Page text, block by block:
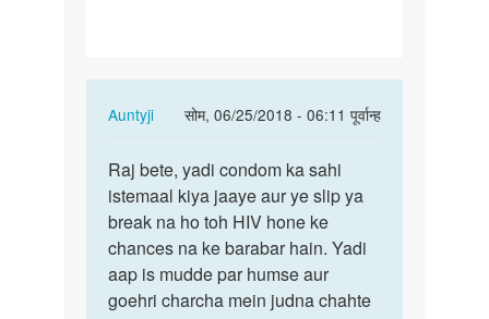
Auntyji
सोम, 06/25/2018 - 06:11 पूर्वान्ह
In
to
Condom
lagne
ki
baad
hiv…
Raj
bete,
yadi
condom
ka…
Raj bete, yadi condom ka sahi
istemaal kiya jaaye aur ye slip ya
break na ho toh HIV hone ke
chances na ke barabar hain. Yadi
aap is mudde par humse aur
goehri charcha mein judna chahte